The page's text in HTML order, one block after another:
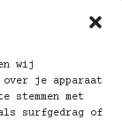
wij
over je apparaat
met
surfgedrag of